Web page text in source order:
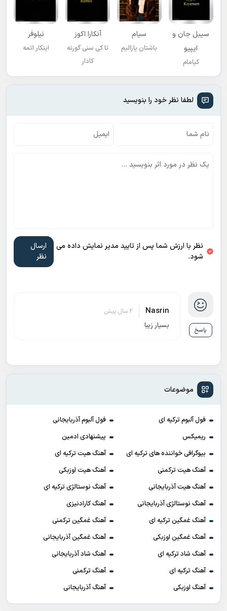
موضوعات
فول آلبوم ترکیه ای
فول آلبوم آذربایجانی
ریمیکس
پیشنهادی ادمین
بیوگرافی خواننده های ترکیه ای
آهنگ هیت ترکیه ای
آهنگ هیت ترکمنی
آهنگ هیت اوزبکی
آهنگ هیت آذربایجانی
آهنگ نوستالژی ترکیه ای
آهنگ نوستالژی آذربایجانی
آهنگ کارادنیزی
آهنگ غمگین ترکیه ای
آهنگ غمگین ترکمنی
آهنگ غمگین اوزبکی
آهنگ غمگین آذربایجانی
آهنگ شاد ترکیه ای
آهنگ شاد آذربایجانی
آهنگ ترکیه ای
آهنگ ترکمنی
آهنگ اوزبکی
آهنگ آذربایجانی
سیبل جان و
ایپیو
کیامام
سیام
باشتان یازالیم
آنکارا اکوز
تا کی سنی گورنه
کادار
نیلوفر
اینکار اتمه
لطفا نظر خود را بنویسید
نظر با ارزش شما پس از تایید مدیر نمایش داده می
شود.
پاسخ
Nasrin 2 سال پیش
بسیار زیبا